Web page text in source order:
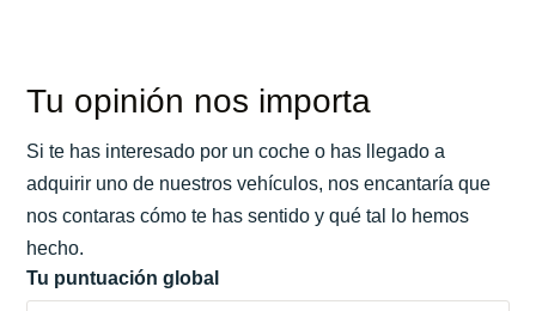
Tu opinión nos importa
Si te has interesado por un coche o has llegado a
adquirir uno de nuestros vehículos, nos encantaría que
nos contaras cómo te has sentido y qué tal lo hemos
hecho.
Tu puntuación global